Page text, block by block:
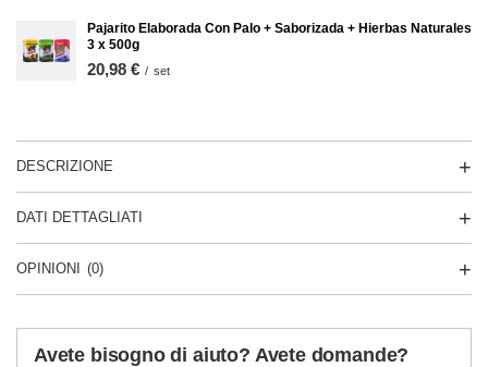
Pajarito Elaborada Con Palo + Saborizada + Hierbas Naturales
3 x 500g
20,98 € / set
DESCRIZIONE
DATI DETTAGLIATI
OPINIONI (0)
Avete bisogno di aiuto? Avete domande?